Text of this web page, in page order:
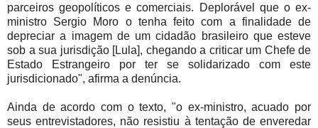
parceiros geopolíticos e comerciais. Deplorável que o ex-
ministro Sergio Moro o tenha feito com a finalidade de
depreciar a imagem de um cidadão brasileiro que esteve
sob a sua jurisdição [Lula], chegando a criticar um Chefe de
Estado Estrangeiro por ter se solidarizado com este
jurisdicionado", afirma a denúncia.
Ainda de acordo com o texto, "o ex-ministro, acuado por
seus entrevistadores, não resistiu à tentação de enveredar